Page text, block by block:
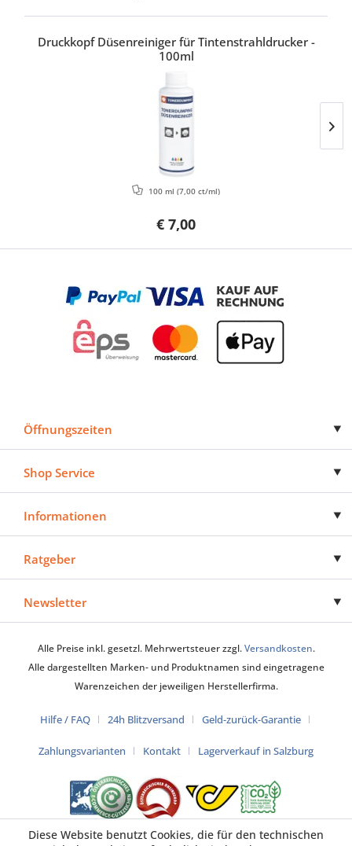
Druckkopf Düsenreiniger für Tintenstrahldrucker -
100ml
€ 7,00
100 ml (7,00 ct/ml)
Öffnungszeiten
Shop Service
Informationen
Ratgeber
Newsletter
Alle Preise inkl. gesetzl. Mehrwertsteuer zzgl.Versandkosten.
Alle dargestellten Marken- und Produktnamen sind eingetragene
Warenzeichen der jeweiligen Herstellerfirma.
Hilfe / FAQ 24h Blitzversand Geld-zurück-Garantie
Zahlungsvarianten Kontakt Lagerverkauf in Salzburg
Diese Website benutzt Cookies, die für den technischen